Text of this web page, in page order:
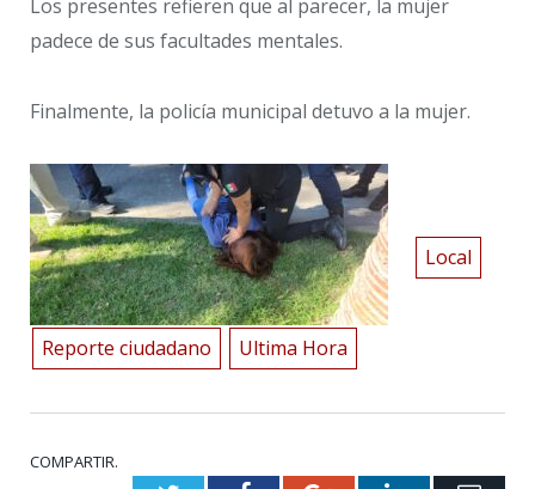
Los presentes refieren que al parecer, la mujer
padece de sus facultades mentales.
Finalmente, la policía municipal detuvo a la mujer.
Local
Reporte ciudadano Ultima Hora
COMPARTIR.